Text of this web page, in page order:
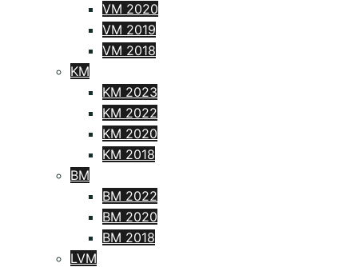
VM 2020
VM 2019
VM 2018
KM
KM 2023
KM 2022
KM 2020
KM 2018
BM
BM 2022
BM 2020
BM 2018
LVM